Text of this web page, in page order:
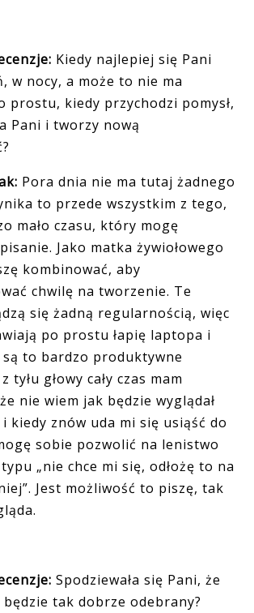
Kiedy najlepiej się Pani
w nocy, a może to nie ma
prostu, kiedy przychodzi pomysł,
Pani i tworzy nową
Pora dnia nie ma tutaj żadnego
to przede wszystkim z tego,
mało czasu, który mogę
Jako matka żywiołowego
kombinować, aby
chwilę na tworzenie. Te
się żadną regularnością, więc
po prostu łapię laptopa i
są to bardzo produktywne
tyłu głowy cały czas mam
nie wiem jak będzie wyglądał
kiedy znów uda mi się usiąść do
sobie pozwolić na lenistwo
„nie chce mi się, odłożę to na
Jest możliwość to piszę, tak
Spodziewała się Pani, że
będzie tak dobrze odebrany?